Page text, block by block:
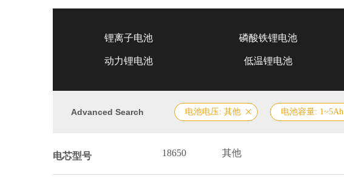
锂离子电池 磷酸铁锂电池
动力锂电池 低温锂电池
Advanced Search 电池电压: 其他 电池容量: 1~5Ah
电芯型号 18650 其他